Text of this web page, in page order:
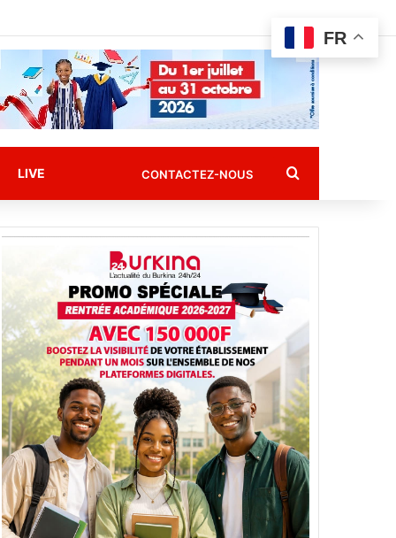
LIVE CONTACTEZ-NOUS Rechercher
FR